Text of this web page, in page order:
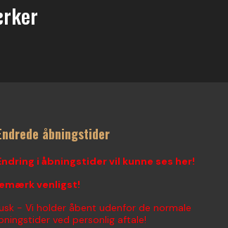
åbningstider
i åbningstider vil kunne ses her!
venligst!
- Vi holder åbent udenfor de normale
ved personlig aftale!